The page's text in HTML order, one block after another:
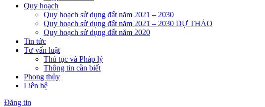
Quy hoạch
Quy hoạch sử dụng đất năm 2021 – 2030
Quy hoạch sử dụng đất năm 2021 – 2030 DỰ THẢO
Quy hoạch sử dụng đất năm 2020
Tin tức
Tư vấn luật
Thủ tục và Pháp lý
Thông tin cần biết
Phong thủy
Liên hệ
Đăng tin